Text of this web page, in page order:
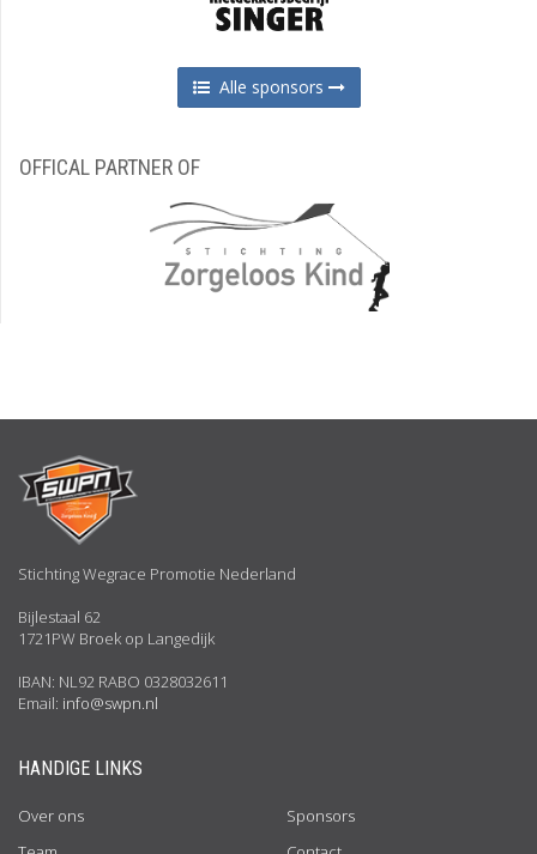
Alle sponsors
OFFICAL PARTNER OF
Stichting Wegrace Promotie Nederland
Bijlestaal 62
1721PW Broek op Langedijk
IBAN: NL92 RABO 0328032611
Email: info@swpn.nl
HANDIGE LINKS
Over ons
Sponsors